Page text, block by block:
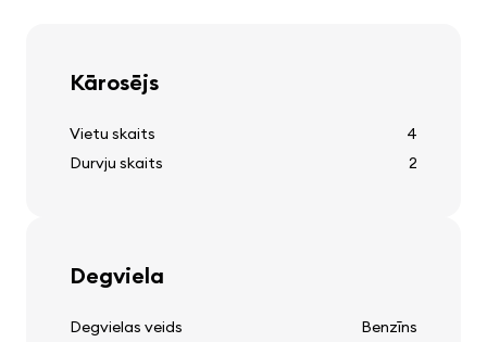
Gaismas
miglas lukturi
lukturu pozīcijas korektors
Kārosējs
Vietu skaits
4
Durvju skaits
2
Degviela
Degvielas veids Benzīns